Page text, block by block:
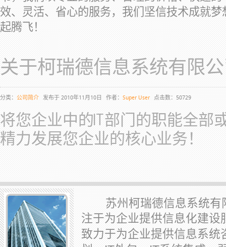
效、灵活、省心的服务，我们坚信技术成就
起腾飞！
关于柯瑞德信息系统有限
分类： 公司简介 发布于 2010年11月10日 作者： Super User 点击数：50729
将您企业中的IT部门的职能全部
精力发展您企业的核心业务！
苏州柯瑞德信息系统有
注于为企业提供信息化建设
致力于为企业提供信息系统